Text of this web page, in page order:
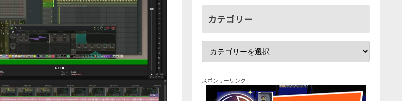
カテゴリー
スポンサーリンク